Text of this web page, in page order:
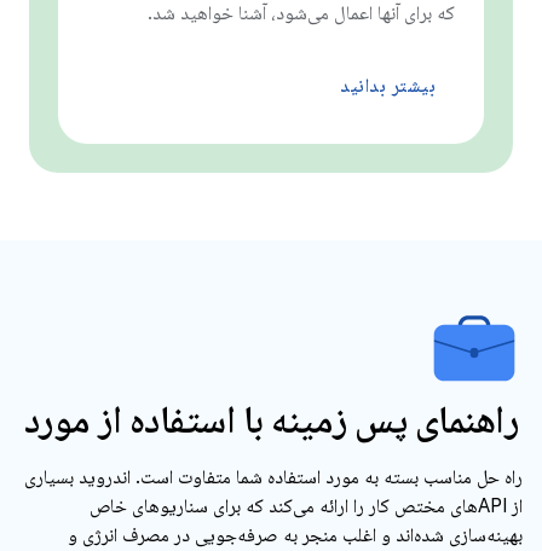
که برای آنها اعمال می‌شود، آشنا خواهید شد.
بیشتر بدانید
راهنمای پس زمینه با استفاده از مورد
راه حل مناسب بسته به مورد استفاده شما متفاوت است. اندروید بسیاری
از APIهای مختص کار را ارائه می‌کند که برای سناریوهای خاص
بهینه‌سازی شده‌اند و اغلب منجر به صرفه‌جویی در مصرف انرژی و